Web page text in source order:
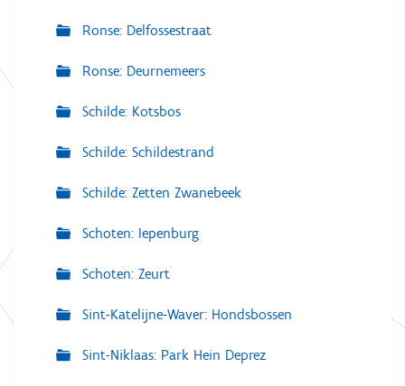
Ronse: Delfossestraat
Ronse: Deurnemeers
Schilde: Kotsbos
Schilde: Schildestrand
Schilde: Zetten Zwanebeek
Schoten: Iepenburg
Schoten: Zeurt
Sint-Katelijne-Waver: Hondsbossen
Sint-Niklaas: Park Hein Deprez